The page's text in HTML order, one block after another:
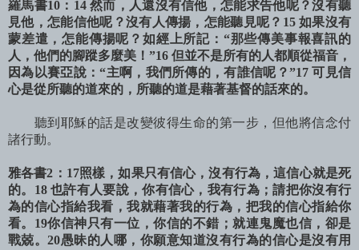
羅馬書10：14 然而，人還沒有信他，怎能求告他呢？沒有聽
見他，怎能信他呢？沒有人傳揚，怎能聽見呢？15 如果沒有
蒙差遣，怎能傳揚呢？如經上所記：“那些傳美事報喜訊的
人，他們的腳蹤多麼美！”16 但並不是所有的人都順從福音，
因為以賽亞說：“主啊，我們所傳的，有誰信呢？”17 可見信
心是從所聽的道來的，所聽的道是藉著基督的話來的。
聽到耶穌的話是改變彼得生命的第一步，但他將信念付
諸行動。
雅各書2：17照樣，如果只有信心，沒有行為，這信心就是死
的。18 也許有人要說，你有信心，我有行為；請把你沒有行
為的信心指給我看，我就藉著我的行為，把我的信心指給你
看。19你信神只有一位，你信的不錯；就連鬼魔也信，卻是
戰兢。20愚昧的人哪，你願意知道沒有行為的信心是沒有用